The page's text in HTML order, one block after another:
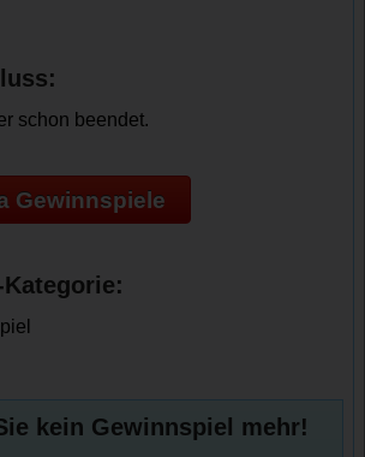
schon beendet.
Gewinnspiele
kein Gewinnspiel mehr!